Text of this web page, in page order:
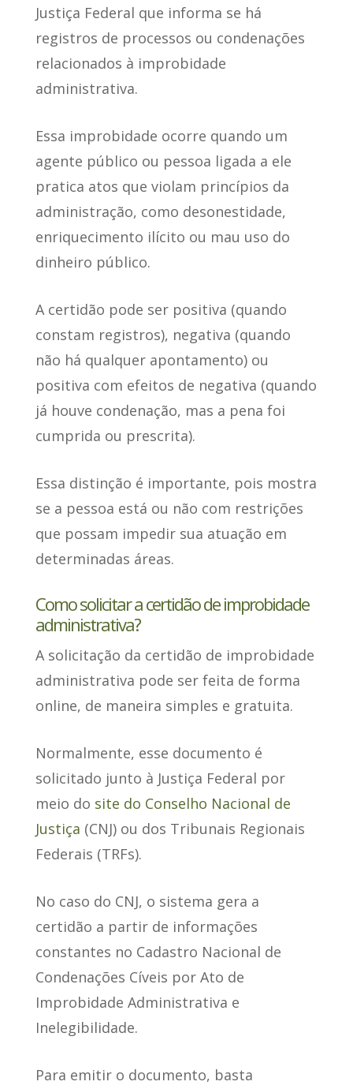
Justiça Federal que informa se há
registros de processos ou condenações
relacionados à improbidade
administrativa.
Essa improbidade ocorre quando um
agente público ou pessoa ligada a ele
pratica atos que violam princípios da
administração, como desonestidade,
enriquecimento ilícito ou mau uso do
dinheiro público.
A certidão pode ser positiva (quando
constam registros), negativa (quando
não há qualquer apontamento) ou
positiva com efeitos de negativa (quando
já houve condenação, mas a pena foi
cumprida ou prescrita).
Essa distinção é importante, pois mostra
se a pessoa está ou não com restrições
que possam impedir sua atuação em
determinadas áreas.
Como solicitar a certidão de improbidade
administrativa?
A solicitação da certidão de improbidade
administrativa pode ser feita de forma
online, de maneira simples e gratuita.
Normalmente, esse documento é
solicitado junto à Justiça Federal por
meio do site do Conselho Nacional de
Justiça (CNJ) ou dos Tribunais Regionais
Federais (TRFs).
No caso do CNJ, o sistema gera a
certidão a partir de informações
constantes no Cadastro Nacional de
Condenações Cíveis por Ato de
Improbidade Administrativa e
Inelegibilidade.
Para emitir o documento, basta